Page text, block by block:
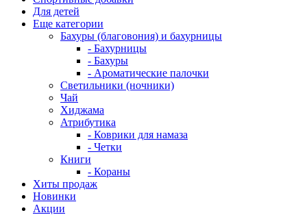
Для детей
Еще категории
Бахуры (благовония) и бахурницы
- Бахурницы
- Бахуры
- Ароматические палочки
Светильники (ночники)
Чай
Хиджама
Атрибутика
- Коврики для намаза
- Четки
Книги
- Кораны
Хиты продаж
Новинки
Акции